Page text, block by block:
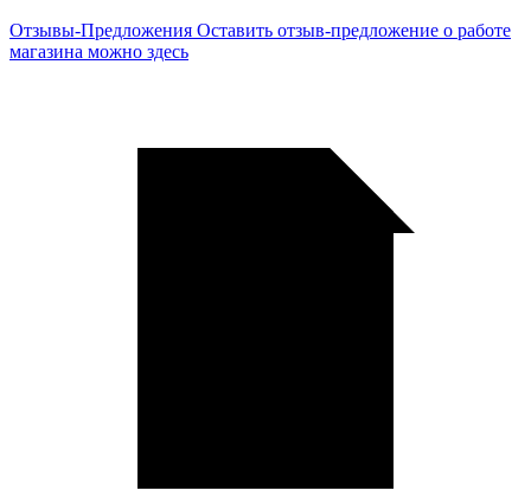
Отзывы-Предложения Оставить отзыв-предложение о работе
магазина можно здесь